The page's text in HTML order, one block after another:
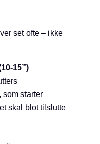
set ofte – ikke
15”)
som starter
skal blot tilslutte